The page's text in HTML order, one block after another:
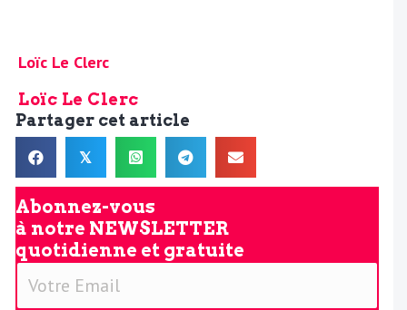
Loïc Le Clerc
Loïc Le Clerc
Partager cet article
𝕏
Abonnez-vous
à notre NEWSLETTER
quotidienne et gratuite
V